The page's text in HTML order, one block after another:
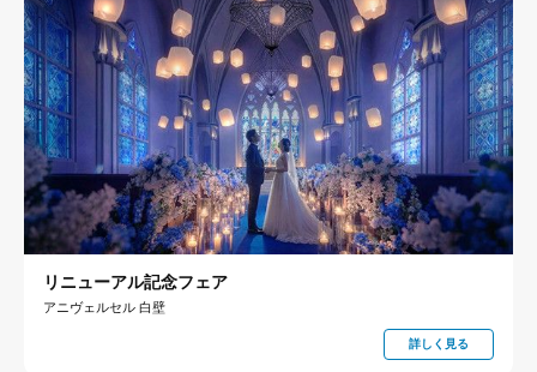
リニューアル記念フェア
アニヴェルセル 白壁
詳しく見る